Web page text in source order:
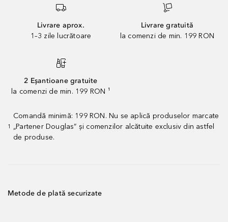
Livrare aprox.
1–3 zile lucrătoare
Livrare gratuită
la comenzi de min. 199 RON
2 Eșantioane gratuite
la comenzi de min. 199 RON ¹
1
Comandă minimă: 199 RON. Nu se aplică produselor marcate
„Partener Douglas” și comenzilor alcătuite exclusiv din astfel
de produse.
Metode de plată securizate